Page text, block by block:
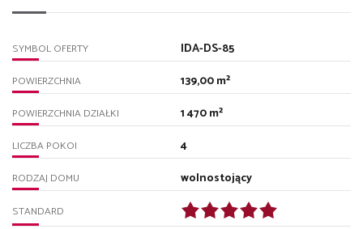
SYMBOL OFERTY IDA-DS-85
POWIERZCHNIA 139,00 m²
POWIERZCHNIA DZIAŁKI 1 470 m²
LICZBA POKOI 4
RODZAJ DOMU wolnostojący
STANDARD